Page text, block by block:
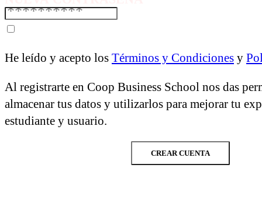
He leído y acepto los Términos y Condiciones y
Al registrarte en Coop Business School nos das
almacenar tus datos y utilizarlos para mejorar tu
estudiante y usuario.
CREAR CUENTA